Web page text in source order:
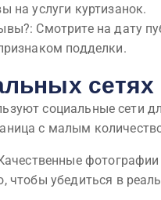
на услуги куртизанок.
Смотрите на дату
подделки.
сетях
социальные сети
с малым
чтобы убедиться в